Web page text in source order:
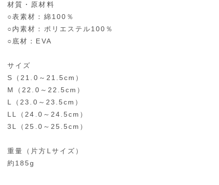
材質・原材料
○表素材：綿100％
○内素材：ポリエステル100％
○底材：EVA
サイズ
S（21.0～21.5cm）
M（22.0～22.5cm）
L（23.0～23.5cm）
LL（24.0～24.5cm）
3L（25.0～25.5cm）
重量（片方Lサイズ）
約185g